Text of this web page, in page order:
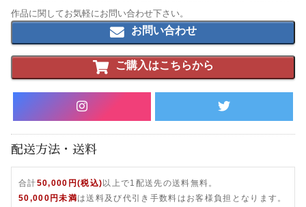
作品に関してお気軽にお問い合わせ下さい。
お問い合わせ
ご購入はこちらから
配送方法・送料
合計50,000円(税込) 以上で1配送先の送料無料。
50,000円未満は送料及び代引き手数料はお客様負担となります。